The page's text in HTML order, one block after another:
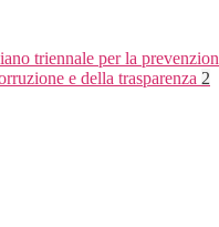
triennale per la
e della trasparenza 2